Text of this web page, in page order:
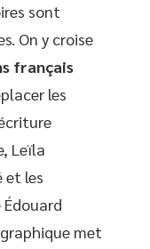
sont
On y croise
français
les
Leïla
et les
met